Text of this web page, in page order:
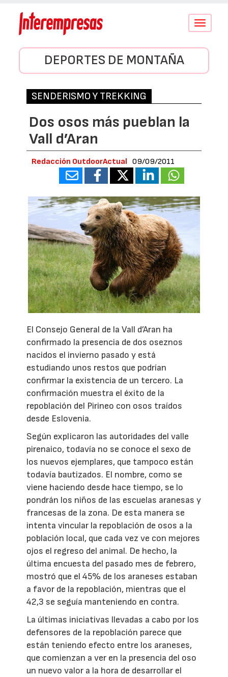
Conmutar
DEPORTES DE MONTAÑA
SENDERISMO Y TREKKING
Dos osos más pueblan la
Vall d’Aran
Redacción OutdoorActual 09/09/2011
El Consejo General de la Vall d’Aran ha
confirmado la presencia de dos oseznos
nacidos el invierno pasado y está
estudiando unos restos que podrían
confirmar la existencia de un tercero. La
confirmación muestra el éxito de la
repoblación del Pirineo con osos traídos
desde Eslovenia.
Según explicaron las autoridades del valle
pirenaico, todavía no se conoce el sexo de
los nuevos ejemplares, que tampoco están
todavía bautizados. El nombre, como se
viene haciendo desde hace tiempo, se lo
pondrán los niños de las escuelas aranesas y
francesas de la zona. De esta manera se
intenta vincular la repoblación de osos a la
población local, que cada vez ve con mejores
ojos el regreso del animal. De hecho, la
última encuesta del pasado mes de febrero,
mostró que el 45% de los araneses estaban
a favor de la repoblación, mientras que el
42,3 se seguía manteniendo en contra.
La últimas iniciativas llevadas a cabo por los
defensores de la repoblación parece que
están teniendo efecto entre los araneses,
que comienzan a ver en la presencia del oso
un nuevo valor a la hora de desarrollar el